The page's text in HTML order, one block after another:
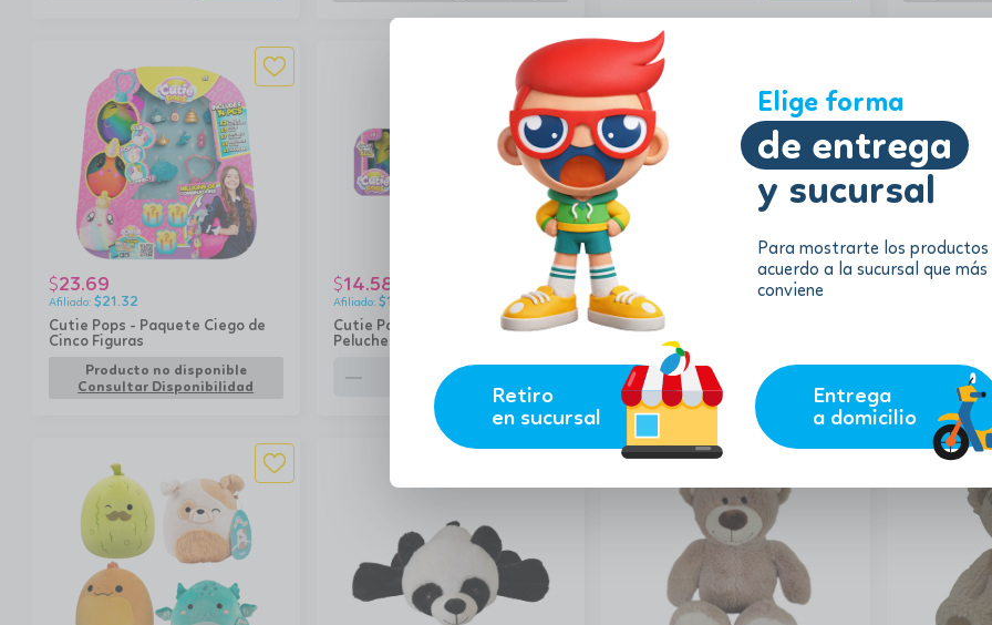
Elige forma
de entrega
y sucursal
Para mostrarte los productos
acuerdo a la sucursal que
conviene
Retiro
en sucursal
Entrega
a domicilio
Cutie Pops - Paquete Ciego de
Cinco Figuras
$23.69
$21.32
Producto no disponible
Consultar Disponibilidad
Cutie Pops - Paquete de 3
Peluches Conectables
$14.58
$13.12
remove add
Cutie Pops - Mini Peluches
Coleccionables
$7.66
remove
8.70